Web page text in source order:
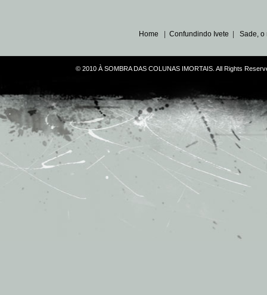
Home Confundindo Ivete Sade, o
© 2010 À SOMBRA DAS COLUNAS IMORTAIS. All Rights